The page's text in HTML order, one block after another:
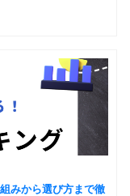
みから選び方まで徹